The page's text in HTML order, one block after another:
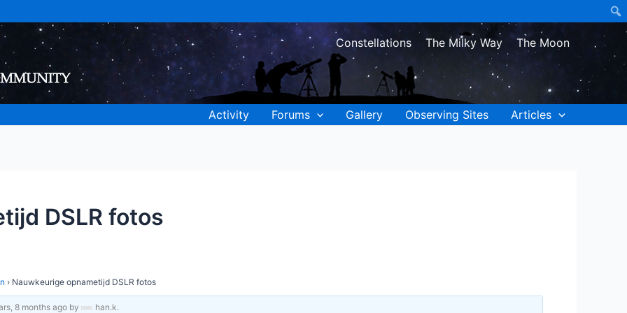
Constellations The Milky Way The Moon
Activity Forums Gallery Observing Sites Articles
DSLR fotos
› Nauwkeurige opnametijd DSLR fotos
8 months agoby han.k.